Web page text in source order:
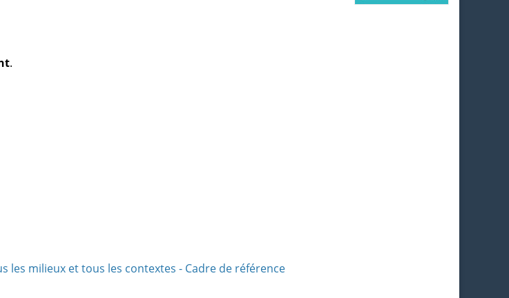
.
les milieux et tous les contextes - Cadre de référence